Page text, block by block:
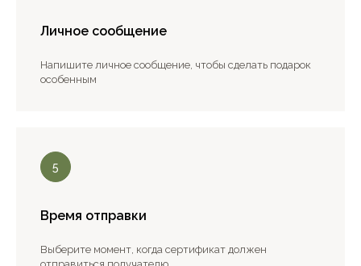
Личное сообщение
Напишите личное сообщение, чтобы сделать подарок
особенным
Время отправки
Выберите момент, когда сертификат должен